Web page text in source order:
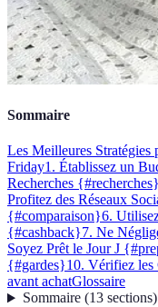
Sommaire
Les Meilleures
Friday1. Établissez un
Recherches {#recherches}
Profitez des Réseaux
{#comparaison}6.
{#cashback}7. Ne
Soyez Prêt le Jour J
{#gardes}10. Vérifiez
avant achatGlossaire
Sommaire(13 sections)